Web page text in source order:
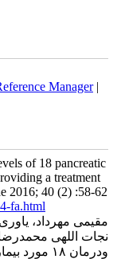
Reference Manager
of 18 pancreatic
a treatment
2016; 40 (2) :58-62
fa.html
مقیمی مهرداد،
نجات اللهی
ودرمان ۱۸